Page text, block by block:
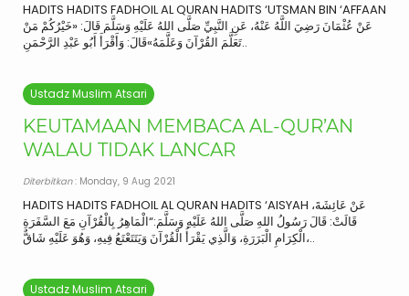
HADITS HADITS FADHOIL AL QURAN HADITS ‘UTSMAN BIN ‘AFFAAN
عَنْ عُثْمَانَ رَضِيَ اللَّهُ عَنْهُ، عَنِ النَّبِيِّ صَلَّى اللهُ عَلَيْهِ وَسَلَّمَ قَالَ: «خَيْرُكُمْ مَنْ
تَعَلَّمَ القُرْآنَ وَعَلَّمَهُ»قَالَ: وَأَقْرَأَ أَبُو عَبْدِ الرَّحْمَنِ..
Ustadz Muslim Atsari
KEUTAMAAN MEMBACA AL-QUR’AN
WALAU TIDAK LANCAR
Diterbitkan: Monday, 9 Aug 2021
HADITS HADITS FADHOIL AL QURAN HADITS ‘AISYAH عَنْ عَائِشَةَ،
قَالَتْ: قَالَ رَسُولُ اللهِ صَلَّى اللهُ عَلَيْهِ وَسَلَّمَ:“الْمَاهِرُ بِالْقُرْآنِ مَعَ السَّفَرَةِ
الْكِرَامِ الْبَرَرَةِ، وَالَّذِي يَقْرَأُ الْقُرْآنَ وَيَتَتَعْتَعُ فِيهِ، وَهُوَ عَلَيْهِ شَاقٌّ،..
Ustadz Muslim Atsari